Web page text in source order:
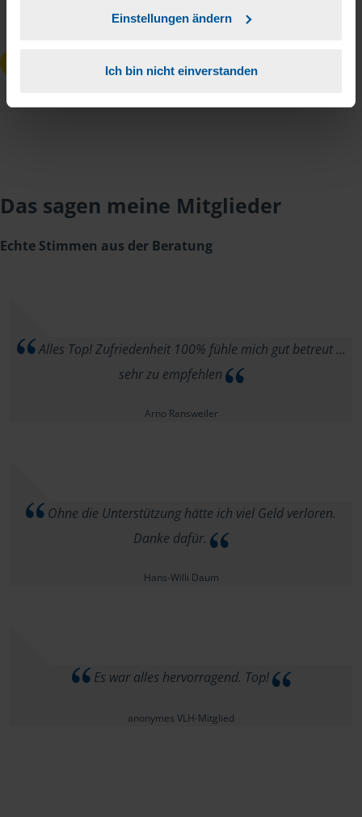
Einstellungen ändern
Ich bin nicht einverstanden
Kenntnis genommen.*
Anfrage absenden
Das sagen meine Mitglieder
Echte Stimmen aus der Beratung
Alles Top! Zufriedenheit 100% fühle mich gut betreut ...
sehr zu empfehlen
Arno Ransweiler
Ohne die Unterstützung hätte ich viel Geld verloren.
Danke dafür.
Hans-Willi Daum
Es war alles hervorragend. Top!
anonymes VLH-Mitglied